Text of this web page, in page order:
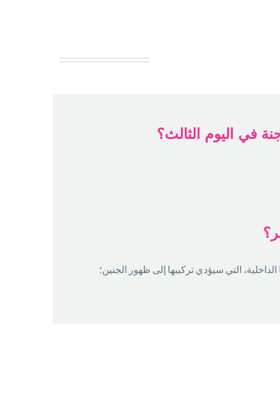
في اليوم الثالث؟
التي سيؤدي تركيبها إلى ظهور الجنين؛